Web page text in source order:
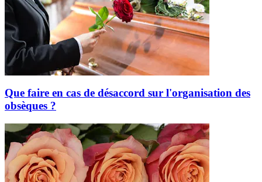
Que faire en cas de désaccord sur l'organisation des
obsèques ?